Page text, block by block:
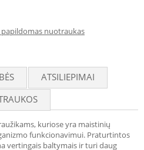
nuotraukas
ATSILIEPIMAI
kuriose yra maistinių
funkcionavimui. Praturtintos
vertingais baltymais ir turi daug